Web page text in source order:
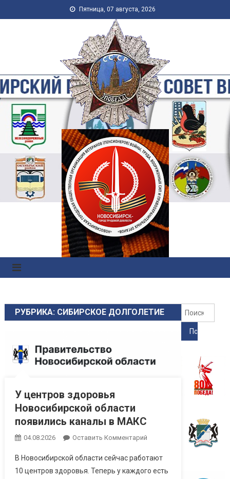
Пятница, 07 августа, 2026
Новосибирская Городская
Общественная Организация
Ветеранов-Пенсионеров
Войны, Труда, Военной
Службы и
Правоохранительных
Органов
РУБРИКА: СИБИРСКОЕ ДОЛГОЛЕТИЕ
У центров здоровья
Новосибирской области
появились каналы в МАКС
04.08.2026 Оставить Комментарий
В Новосибирской области сейчас работают
10 центров здоровья. Теперь у каждого есть